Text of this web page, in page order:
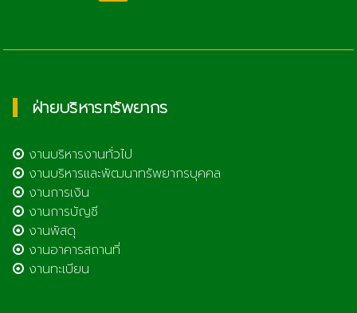
ฝ่ายบริหารทรัพยากร
งานบริหารงานทั่วไป
งานบริหารและพัฒนาทรัพยากรบุคคล
งานการเงิน
งานการบัญชี
งานพัสดุ
งานอาคารสถานที่
งานทะเบียน